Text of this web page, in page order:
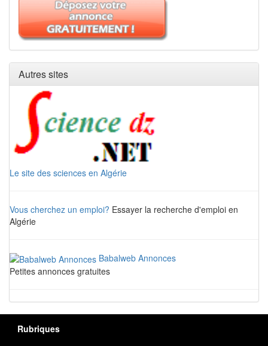
Autres sites
Le site des sciences en Algérie
Vous cherchez un emploi? Essayer la recherche d'emploi en
Algérie
Babalweb Annonces
Petites annonces gratuites
Rubriques